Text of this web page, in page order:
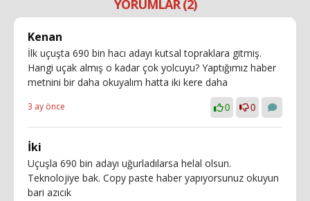
YORUMLAR (2)
Kenan
İlk uçuşta 690 bin hacı adayı kutsal topraklara gitmiş.
Hangi uçak almış o kadar çok yolcuyu? Yaptığımız haber
metnini bir daha okuyalım hatta iki kere daha
3 ay önce 0 0
İki
Uçuşla 690 bin adayı uğurladılarsa helal olsun.
Teknolojiye bak. Copy paste haber yapıyorsunuz okuyun
bari azıcık